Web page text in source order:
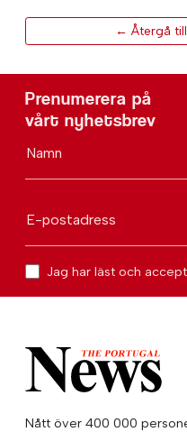
← Återgå
Prenumerera på
vårt nyhetsbrev
Namn
E-postadress
Jag har läst och
Nått över 400 000